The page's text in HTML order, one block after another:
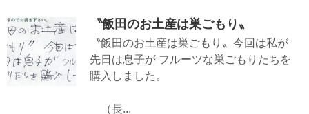
〝飯田のお土産は巣ごもり〟
〝飯田のお土産は巣ごもり〟今回は私が
先日は息子が フルーツな巣ごもりたちを
購入しました。
（長...